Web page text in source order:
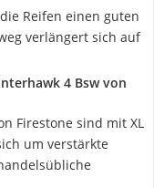
Reifen einen guten
verlängert sich auf
4 Bsw von
Firestone sind mit XL
um verstärkte